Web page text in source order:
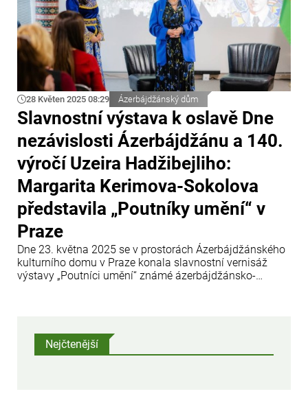
28 Květen 2025 08:29 Ázerbájdžánský dům
Slavnostní výstava k oslavě Dne
nezávislosti Ázerbájdžánu a 140.
výročí Uzeira Hadžibejliho:
Margarita Kerimova-Sokolova
představila „Poutníky umění“ v
Praze
Dne 23. května 2025 se v prostorách Ázerbájdžánského
kulturního domu v Praze konala slavnostní vernisáž
výstavy „Poutníci umění“ známé ázerbájdžánsko-
Nejčtenější